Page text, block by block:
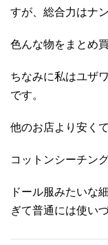
すが、総合力はナ
色んな物をまとめ
ちなみに私はユザ
です。
他のお店より安く
コットンシーチン
ドール服みたいな
ぎて普通には使い